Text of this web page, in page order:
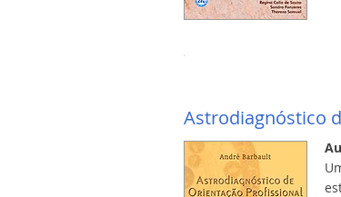
Astrodiagnóstico